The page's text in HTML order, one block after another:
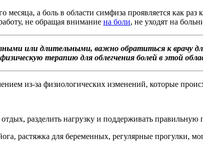
месяца, а боль в области симфиза проявляется как
не обращая внимание на боли, не уходят на
или длительными, важно обратиться к врачу
терапию для облегчения болей в этой
из-за физиологических изменений, которые
разделить нагрузку и поддерживать
растяжка для беременных, регулярные прогулки,